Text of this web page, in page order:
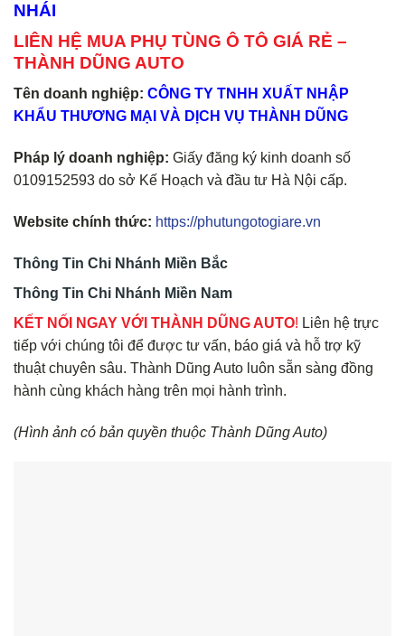
NHÁI
LIÊN HỆ MUA PHỤ TÙNG Ô TÔ GIÁ RẺ –
THÀNH DŨNG AUTO
Tên doanh nghiệp: CÔNG TY TNHH XUẤT NHẬP
KHẨU THƯƠNG MẠI VÀ DỊCH VỤ THÀNH DŨNG
Pháp lý doanh nghiệp: Giấy đăng ký kinh doanh số
0109152593 do sở Kế Hoạch và đầu tư Hà Nội cấp.
Website chính thức: https://phutungotogiare.vn
Thông Tin Chi Nhánh Miền Bắc
Thông Tin Chi Nhánh Miền Nam
KẾT NỐI NGAY VỚI THÀNH DŨNG AUTO! Liên hệ trực
tiếp với chúng tôi để được tư vấn, báo giá và hỗ trợ kỹ
thuật chuyên sâu. Thành Dũng Auto luôn sẵn sàng đồng
hành cùng khách hàng trên mọi hành trình.
(Hình ảnh có bản quyền thuộc Thành Dũng Auto)